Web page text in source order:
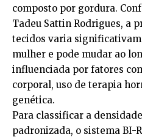
composto por gordura.
Tadeu Sattin Rodrigues, a
tecidos varia
mulher e pode mudar ao
influenciada por fatores
corporal, uso de terapia
genética.
Para classificar a
padronizada, o sistema BI-